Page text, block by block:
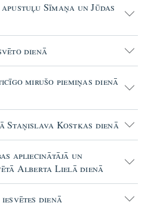
Sīmaņa un Jūdas
dienā
mirušo piemiņas dienā
Staņislava Kostkas dienā
apliecinātājā un
Alberta Lielā dienā
dienā